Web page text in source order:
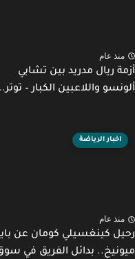
عام
ريال مدريد بين تشابي
واللاعبين الكبار – توتر...
اخبار الرياضة
عام
كينغسيلي كومان عن بايرن
بدائل الفريق في